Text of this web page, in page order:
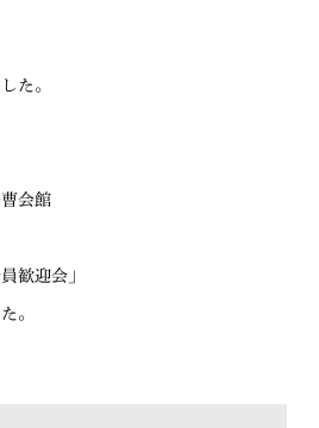
た。
会館
歓迎会」
。